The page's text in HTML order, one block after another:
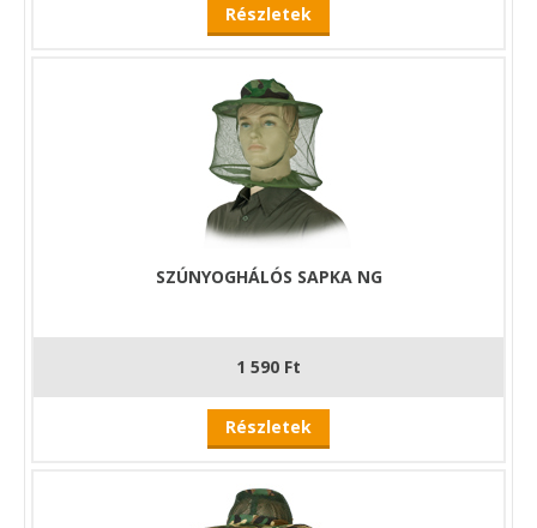
Részletek
SZÚNYOGHÁLÓS SAPKA NG
1 590 Ft
Részletek